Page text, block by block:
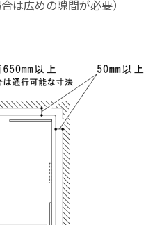
広めの隙間が必要）